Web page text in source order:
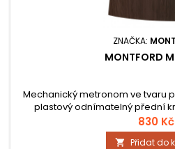
ZNAČKA:
MONTFORD
Mechanický metronom ve tvaru
plastový odnímatelný přední
úprava v imitaci dřeva. Hmotnost
116 mm.
830 Kč
 Přidat do